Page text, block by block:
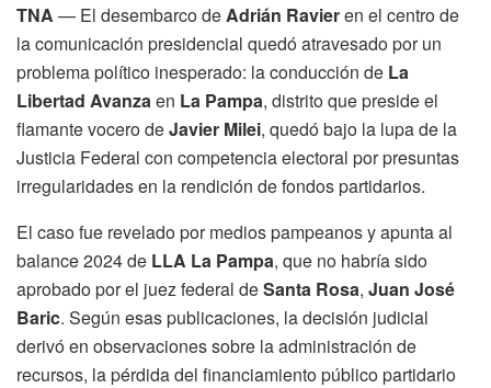
TNA — El desembarco deAdrián Ravieren el centro de
la comunicación presidencial quedó atravesado por un
problema político inesperado: la conducción de La
Libertad Avanzaen La Pampa, distrito que preside el
flamante vocero deJavier Milei, quedó bajo la lupa de la
Justicia Federal con competencia electoral por presuntas
irregularidades en la rendición de fondos partidarios.
El caso fue revelado por medios pampeanos y apunta al
balance 2024 de LLA La Pampa, que no habría sido
aprobado por el juez federal deSanta Rosa, Juan José
Baric. Según esas publicaciones, la decisión judicial
derivó en observaciones sobre la administración de
recursos, la pérdida del financiamiento público partidario